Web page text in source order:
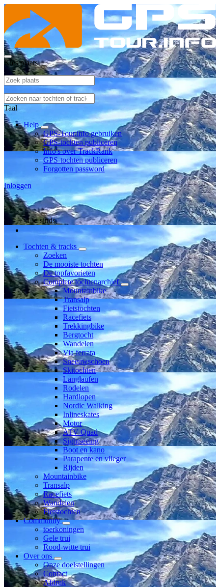
Kies plaats
Taal
Help
GPS-Tour.info gebruiken
GPS-tochten publiceren
Info's over TrackRank
GPS-tochten publiceren
Forgotten password
Inloggen
Lid sinds
Tochten & tracks
Zoeken
De mooiste tochten
De topfavorieten
Complete tochtenarchief
Mountainbike
Transalp
Fietstochten
Racefiets
Trekkingbike
Bergtocht
Wandelen
Via ferrata
Sneeuwschoen
Skitochten
Langlaufen
Rodelen
Hardlopen
Nordic Walking
Inlineskates
Motor
ATV-Quad
Sightseeing
Boot en kano
Parapente en vlieger
Rijden
Mountainbike
Transalp
Racefiets
Wandelen
Fietstochten
Community
toerkoningen
Gele trui
Rood-witte trui
Over ons
Onze doelstellingen
Contact
Afdruk